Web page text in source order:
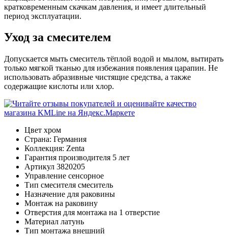
кратковременным скачкам давления, и имеет длительный
период эксплуатации.
Уход за смесителем
Допускается мыть смеситель тёплой водой и мылом, вытирать
только мягкой тканью для избежания появления царапин. Не
использовать абразивные чистящие средства, а также
содержащие кислоты или хлор.
Цвет хром
Страна: Германия
Коллекция: Zenta
Гарантия производителя 5 лет
Артикул 3820205
Управление сенсорное
Тип смесителя смеситель
Назначение для раковины
Монтаж на раковину
Отверстия для монтажа на 1 отверстие
Материал латунь
Тип монтажа внешний